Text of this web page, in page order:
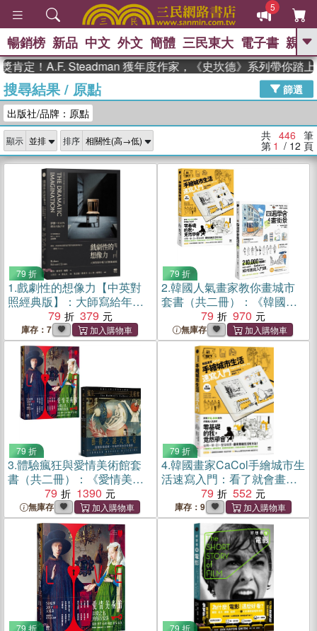
5
GO
高希均教授回憶錄
、 The Odyssey 、 父親節 、 如果歷
獎 臺灣漫遊錄 、 方念華 、 台灣的李
登輝時代
數學女孩：黎曼猜想 、
偉大的迷走神經
暢銷榜 新品 中文 外文 簡體 三民東大 電子書 親子
A.F. Steadman 獲年度作家，《史坎德》系列帶你踏上熱血奇
搜尋結果/ 原點
篩選
出版社/品牌：原點
顯示 排序 共 446 筆
第 1 / 12 頁
79 折
1.戲劇性的想像力【中英對
照經典版】：大師寫給年輕
人的藝術通則
79 379
庫存：7
79 折
2.韓國人氣畫家教你畫城市
套書（共二冊）：《韓國畫
家CaCol―手繪城市生活速
寫入門》、《四週學會畫街
景》
79 970
無庫存
79 折
3.體驗瘋狂與愛情美術館套
書（共二冊）：《愛情美術
館》、《瘋狂美術館》
79 1390
無庫存
79 折
4.韓國畫家CaCol手繪城市生
活速寫入門：看了就會畫！
你的平凡日常、每個開心瞬
間，用畫筆填滿整本速寫本
79 552
庫存：9
79 折 79 折